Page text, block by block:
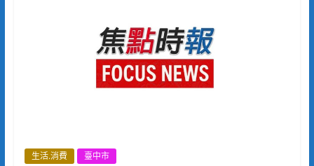
生活.消費 臺中市